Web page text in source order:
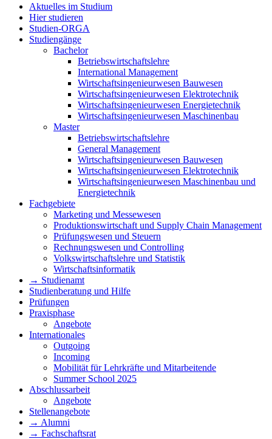
Aktuelles im Studium
Hier studieren
Studien-ORGA
Studiengänge
Bachelor
Betriebswirtschaftslehre
International Management
Wirtschaftsingenieurwesen Bauwesen
Wirtschaftsingenieurwesen Elektrotechnik
Wirtschaftsingenieurwesen Energietechnik
Wirtschaftsingenieurwesen Maschinenbau
Master
Betriebswirtschaftslehre
General Management
Wirtschaftsingenieurwesen Bauwesen
Wirtschaftsingenieurwesen Elektrotechnik
Wirtschaftsingenieurwesen Maschinenbau und
Energietechnik
Fachgebiete
Marketing und Messewesen
Produktionswirtschaft und Supply Chain Management
Prüfungswesen und Steuern
Rechnungswesen und Controlling
Volkswirtschaftslehre und Statistik
Wirtschaftsinformatik
→ Studienamt
Studienberatung und Hilfe
Prüfungen
Praxisphase
Angebote
Internationales
Outgoing
Incoming
Mobilität für Lehrkräfte und Mitarbeitende
Summer School 2025
Abschlussarbeit
Angebote
Stellenangebote
→ Alumni
→ Fachschaftsrat